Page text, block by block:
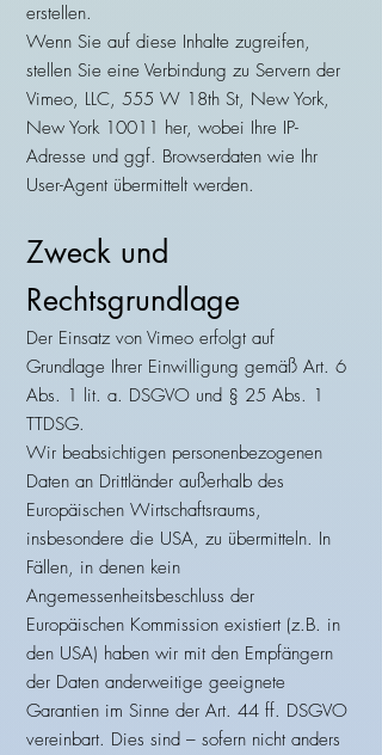
erstellen.
Wenn Sie auf diese Inhalte zugreifen,
stellen Sie eine Verbindung zu Servern der
Vimeo, LLC, 555 W 18th St, New York,
New York 10011 her, wobei Ihre IP-
Adresse und ggf. Browserdaten wie Ihr
User-Agent übermittelt werden.
Zweck und
Rechtsgrundlage
Der Einsatz von Vimeo erfolgt auf
Grundlage Ihrer Einwilligung gemäß Art. 6
Abs. 1 lit. a. DSGVO und § 25 Abs. 1
TTDSG.
Wir beabsichtigen personenbezogenen
Daten an Drittländer außerhalb des
Europäischen Wirtschaftsraums,
insbesondere die USA, zu übermitteln. In
Fällen, in denen kein
Angemessenheitsbeschluss der
Europäischen Kommission existiert (z.B. in
den USA) haben wir mit den Empfängern
der Daten anderweitige geeignete
Garantien im Sinne der Art. 44 ff. DSGVO
vereinbart. Dies sind – sofern nicht anders